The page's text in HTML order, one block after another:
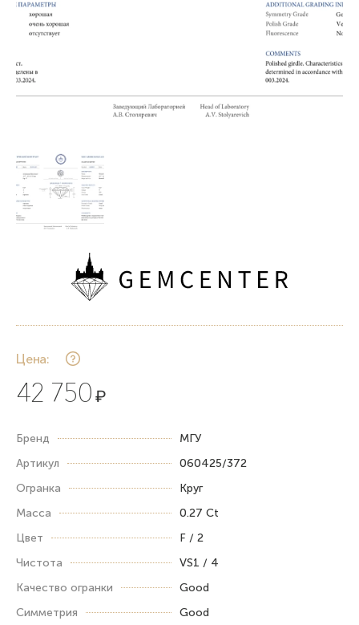
Цена:
42 750 ₽
Бренд
МГУ
Артикул
060425/372
Огранка
Круг
Масса
0.27 Ct
Цвет
F / 2
Чистота
VS1 / 4
Качество огранки
Good
Симметрия
Good